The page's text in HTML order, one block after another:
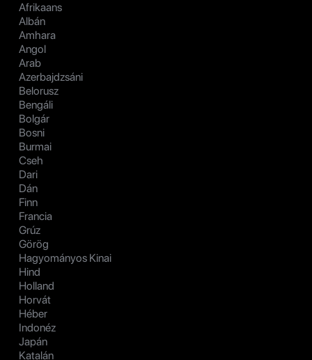
Afrikaans
Albán
Amhara
Angol
Arab
Azerbajdzsáni
Belorusz
Bengáli
Bolgár
Bosni
Burmai
Cseh
Dari
Dán
Finn
Francia
Grúz
Görög
Hagyományos Kinai
Hind
Holland
Horvát
Héber
Indonéz
Japán
Katalán